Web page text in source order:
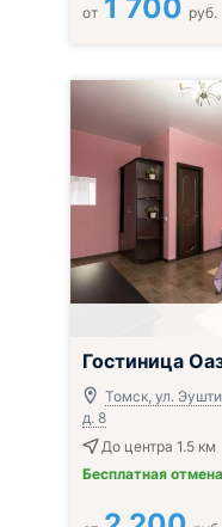
от 1 700 руб.
Гостиница
Томск, ул.
д. 8
До центра 1.5 км
Бесплатная отмена